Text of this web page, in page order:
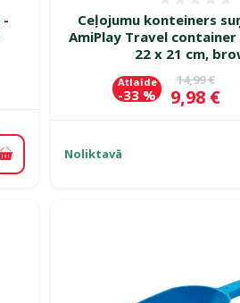
-
Pievienot grozam
Ceļojumu konteiners
AmiPlay Travel container
22 x 21 cm,
Oriģinālā
14,99 €
Cena
9,98 €
Atlaide
-33 %
Noliktavā